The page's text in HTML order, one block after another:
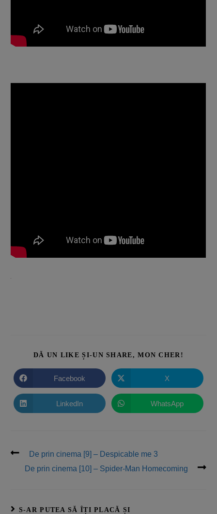
DĂ UN LIKE ȘI-UN SHARE, MON CHER!
Facebook X
LinkedIn WhatsApp
De prin cinema [9] – Despicable me 3
De prin cinema [10] – Spider-Man Homecoming
S-AR PUTEA SĂ ÎȚI PLACĂ ȘI